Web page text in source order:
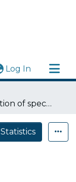
Log In (current)
Peak detection of spectrally-overlapped fiber bragg gratings using an unsupervised convolutional neural network autoencoder
Statistics